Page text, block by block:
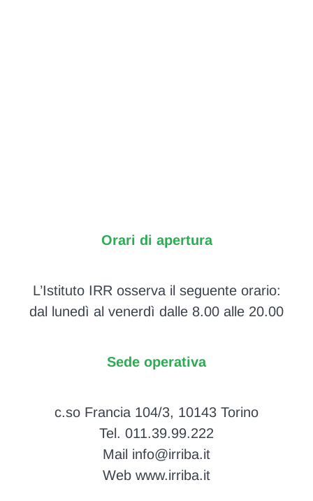
Orari di apertura
L’Istituto IRR osserva il seguente orario:
dal lunedì al venerdì dalle 8.00 alle 20.00
Sede operativa
c.so Francia 104/3, 10143 Torino
Tel. 011.39.99.222
Mail info@irriba.it
Web www.irriba.it